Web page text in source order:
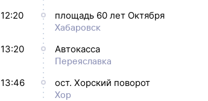
12:20
площадь 60 лет Октября
Хабаровск
13:20
Автокасса
Переяславка
13:46
ост. Хорский поворот
Хор